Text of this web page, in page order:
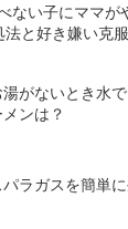
ない子にママが
法と好き嫌い克
湯がないとき水
ンは？
パラガスを簡単